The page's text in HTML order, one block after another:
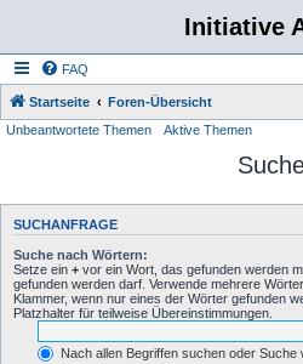
Initiative
FAQ
Startseite
Foren-Übersicht
Unbeantwortete Themen
Aktive Themen
SUCHANFRAGE
Suche nach Wörtern:
Setze ein + vor ein Wort, das gefunden werden
gefunden werden darf. Verwende mehrere
Klammer, wenn nur eines der Wörter gefunden
Platzhalter für teilweise Übereinstimmungen.
Nach allen Begriffen suchen oder Suche